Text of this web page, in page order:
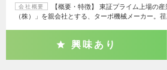
会社概要
【概要・特徴】 東証プライム上場の
（株）」を親会社とする、ターボ機械メーカー。
興味あり